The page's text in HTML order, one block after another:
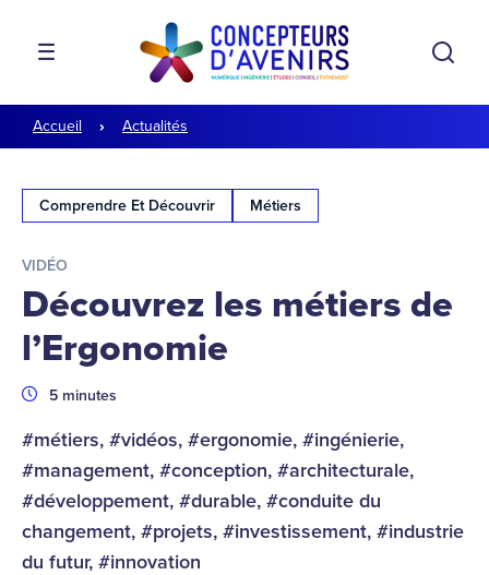
Aller au contenu
Aller à la navigation
MENU
Accueil Actualités
Comprendre Et Découvrir Métiers
VIDÉO
Découvrez les métiers de
l’Ergonomie
Durée
5 minutes
#métiers, #vidéos, #ergonomie, #ingénierie,
#management, #conception, #architecturale,
#développement, #durable, #conduite du
changement, #projets, #investissement, #industrie
du futur, #innovation